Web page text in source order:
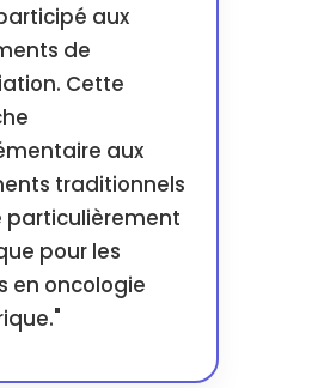
aux
de
Cette
aux
traditionnels
particulièrement
pour les
en oncologie